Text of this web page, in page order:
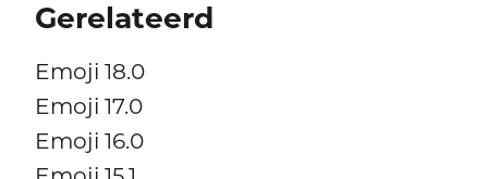
Gerelateerd
Emoji 18.0
Emoji 17.0
Emoji 16.0